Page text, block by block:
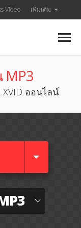
Video เพิ่มเติม
MP3
XVID ออนไลน์